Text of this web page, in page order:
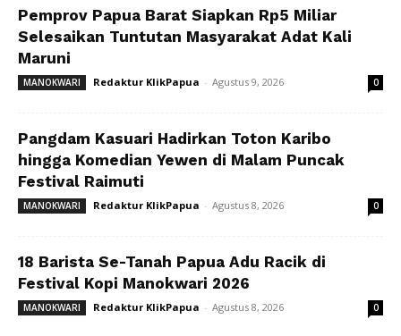
Pemprov Papua Barat Siapkan Rp5 Miliar
Selesaikan Tuntutan Masyarakat Adat Kali
Maruni
MANOKWARI Redaktur KlikPapua - Agustus 9, 2026 0
Pangdam Kasuari Hadirkan Toton Karibo
hingga Komedian Yewen di Malam Puncak
Festival Raimuti
MANOKWARI Redaktur KlikPapua - Agustus 8, 2026 0
18 Barista Se-Tanah Papua Adu Racik di
Festival Kopi Manokwari 2026
MANOKWARI Redaktur KlikPapua - Agustus 8, 2026 0